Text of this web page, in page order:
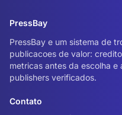
PressBay
PressBay e um sistema de
publicacoes de valor:
metricas antes da escolha
publishers verificados.
Contato